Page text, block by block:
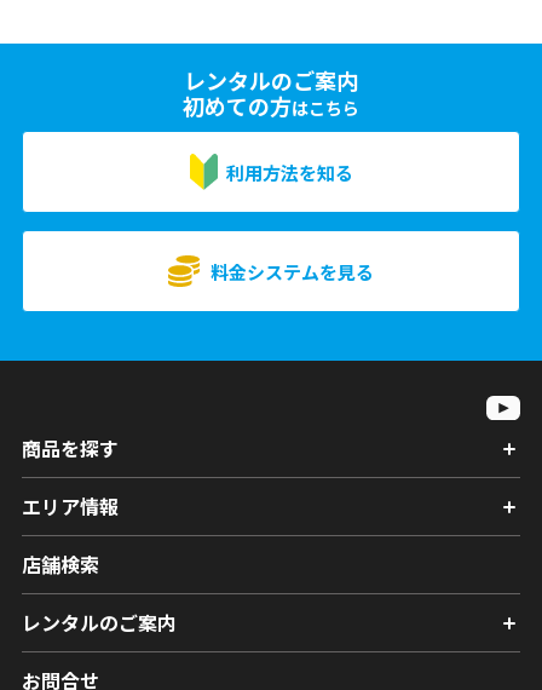
レンタルのご案内
初めての方はこちら
利用方法を知る
料金システムを見る
商品を探す
エリア情報
店舗検索
レンタルのご案内
お問合せ